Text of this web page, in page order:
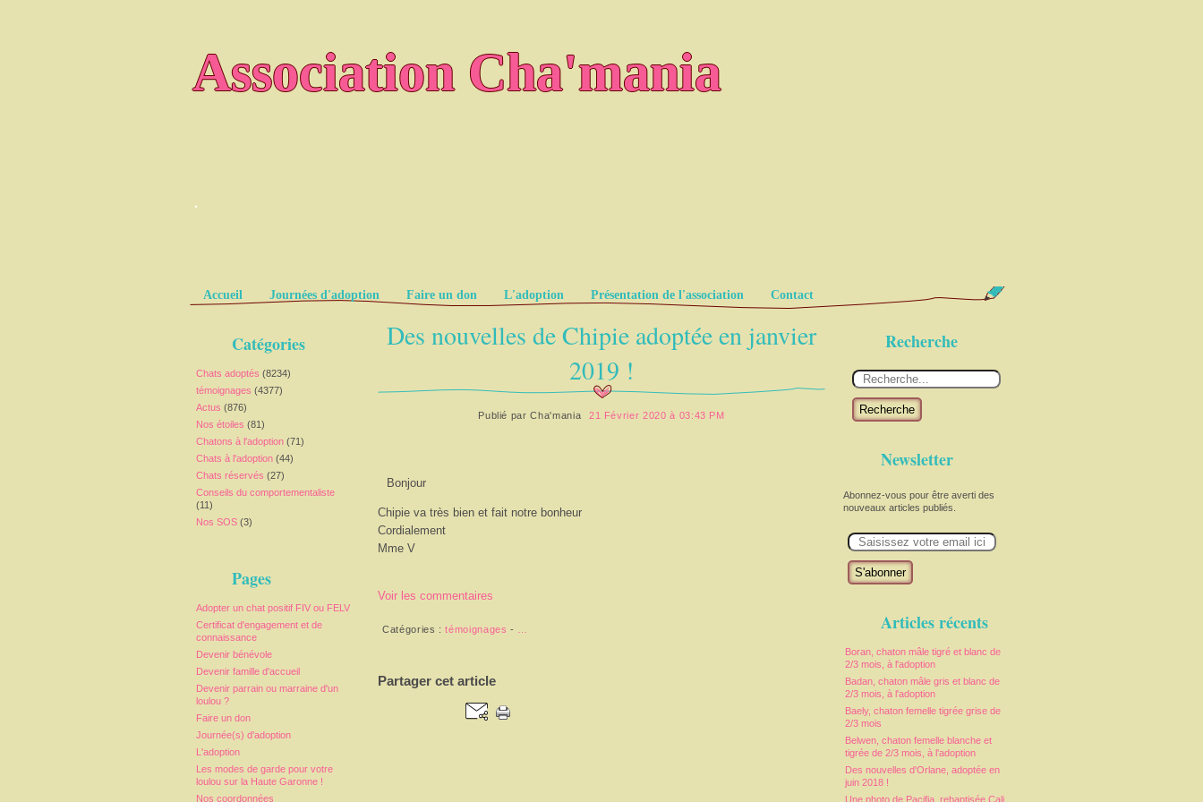
Association Cha'mania
.
Pages
Accueil Journées d'adoption Faire un don L'adoption Présentation de l'association Contact
Catégories
Chats adoptés (8234)
témoignages (4377)
Actus (876)
Nos étoiles (81)
Chatons à l'adoption (71)
Chats à l'adoption (44)
Chats réservés (27)
Conseils du comportementaliste
(11)
Nos SOS (3)
Pages
Adopter un chat positif FIV ou FELV
Certificat d'engagement et de
connaissance
Devenir bénévole
Devenir famille d'accueil
Devenir parrain ou marraine d'un
loulou ?
Faire un don
Journée(s) d'adoption
L'adoption
Les modes de garde pour votre
loulou sur la Haute Garonne !
Nos coordonnées
Recherche
Recherche
Newsletter
Abonnez-vous pour être averti des
nouveaux articles publiés.
m
Articles récents
Boran, chaton mâle tigré et blanc de
2/3 mois, à l'adoption
Badan, chaton mâle gris et blanc de
2/3 mois, à l'adoption
Baely, chaton femelle tigrée grise de
2/3 mois
Belwen, chaton femelle blanche et
tigrée de 2/3 mois, à l'adoption
Des nouvelles d'Orlane, adoptée en
juin 2018 !
Une photo de Pacifia, rebaptisée Cali,
Des nouvelles de Chipie adoptée en janvier
2019 !
Publié parCha'mania 21 Février 2020 à 03:43 PM
Bonjour
Chipie va très bien et fait notre bonheur
Cordialement
Mme V
Voir les commentaires
Catégories :témoignages -
Partager cet article